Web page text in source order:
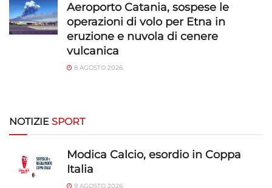
Aeroporto Catania, sospese le
operazioni di volo per Etna in
eruzione e nuvola di cenere
vulcanica
8 AGOSTO 2026
NOTIZIE SPORT
Modica Calcio, esordio in Coppa
Italia
9 AGOSTO 2026